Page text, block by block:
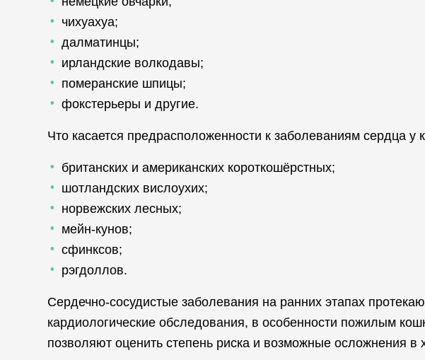
чихуахуа;
далматинцы;
ирландские волкодавы;
померанские шпицы;
фокстерьеры и другие.
Что касается предрасположенности к заболеваниям сердца
британских и американских короткошёрстных;
шотландских вислоухих;
норвежских лесных;
мейн-кунов;
сфинксов;
рэгдоллов.
Сердечно-сосудистые заболевания на ранних этапах
кардиологические обследования, в особенности пожилым
позволяют оценить степень риска и возможные осложнения в